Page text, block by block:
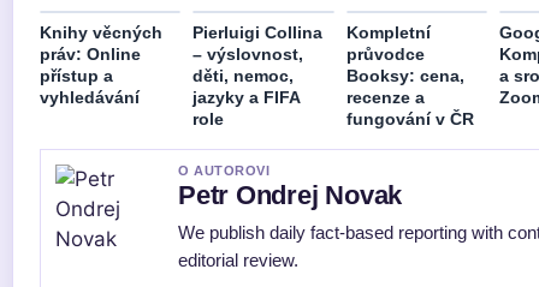
Knihy věcných
práv: Online
přístup a
vyhledávání
Pierluigi Collina
– výslovnost,
děti, nemoc,
jazyky a FIFA
role
Kompletní
průvodce
Booksy: cena,
recenze a
fungování v ČR
a
O AUTOROVI
Petr Ondrej Novak
We publish daily fact-based reporting with
editorial review.